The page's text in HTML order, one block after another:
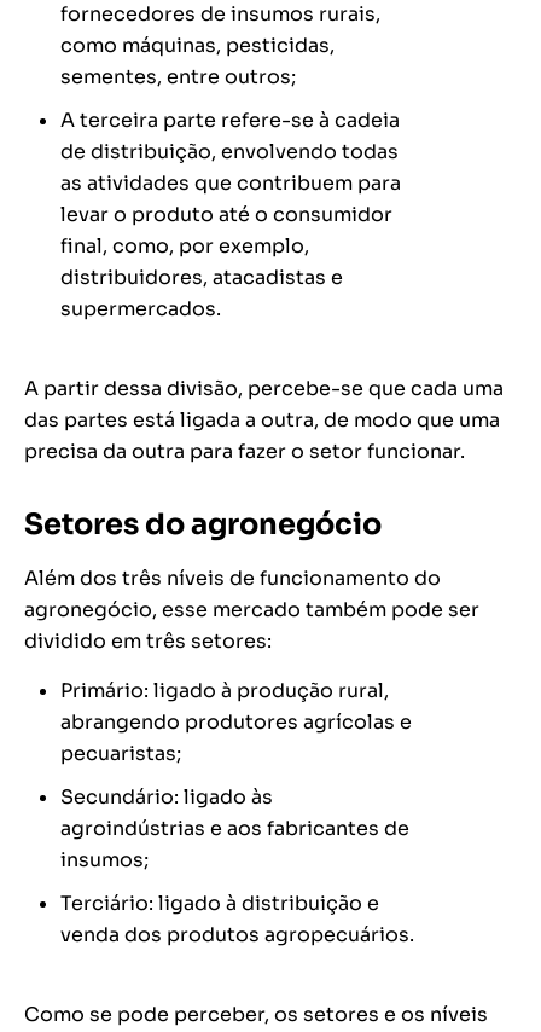
fornecedores de insumos rurais,
como máquinas, pesticidas,
sementes, entre outros;
A terceira parte refere-se à cadeia
de distribuição, envolvendo todas
as atividades que contribuem para
levar o produto até o consumidor
final, como, por exemplo,
distribuidores, atacadistas e
supermercados.
A partir dessa divisão, percebe-se que cada uma
das partes está ligada a outra, de modo que uma
precisa da outra para fazer o setor funcionar.
Setores do agronegócio
Além dos três níveis de funcionamento do
agronegócio, esse mercado também pode ser
dividido em três setores:
Primário: ligado à produção rural,
abrangendo produtores agrícolas e
pecuaristas;
Secundário: ligado às
agroindústrias e aos fabricantes de
insumos;
Terciário: ligado à distribuição e
venda dos produtos agropecuários.
Como se pode perceber, os setores e os níveis